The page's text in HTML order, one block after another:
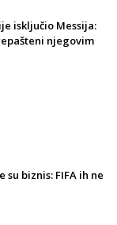
isključio Messija:
njegovim
biznis: FIFA ih ne